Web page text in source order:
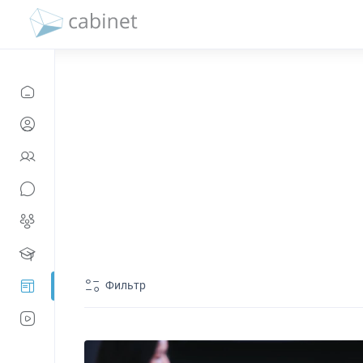
Фильтр